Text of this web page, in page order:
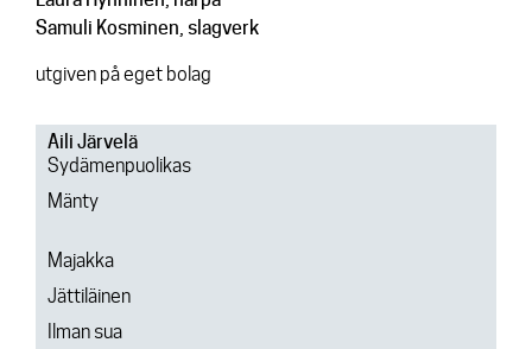
Samuli Kosminen, slagverk
utgiven på eget bolag
Aili Järvelä
Sydämenpuolikas
Mänty
Majakka
Jättiläinen
Ilman sua